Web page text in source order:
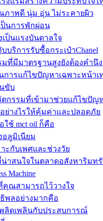
าพดี นุ่ม อุ่น ไม่ระคายผิว
ป็นการพักผ่อน
งเป็นแรงบันดาลใจ
บริการรับซื้อกระเป๋าChanel
ที่มีมาตรฐานสูงยังต้องคำนึ
การแก้ไขปัญหาเฉพาะหน้าเ
ขับ
กรรมที่เข้ามาช่วยแก้ไขปัญ
ย่างไรให้คุ้มค่าและปลอดภัย
ช้ mct oil ก็คือ
อลูมิเนียม
ะกับเพศและช่วงวัย
าสนใจในตลาดอสังหาริมท
Machine
ณสามารถไว้วางใจ
พลอย่างมากคือ
ลิดเพลินกับประสบการณ์